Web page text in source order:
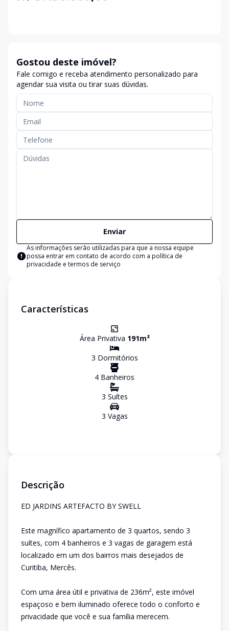
Gostou deste imóvel?
Fale comigo e receba atendimento personalizado para
agendar sua visita ou tirar suas dúvidas.
Enviar
As informações serão utilizadas para que a nossa equipe
possa entrar em contato de acordo com a política de
privacidade e termos de serviço
Características
Área Privativa 191m²
3 Dormitórios
4 Banheiros
3 Suítes
3 Vagas
Descrição
ED JARDINS ARTEFACTO BY SWELL
Este magnífico apartamento de 3 quartos, sendo 3
suítes, com 4 banheiros e 3 vagas de garagem está
localizado em um dos bairros mais desejados de
Curitiba, Mercês.
Com uma área útil e privativa de 236m², este imóvel
espaçoso e bem iluminado oferece todo o conforto e
privacidade que você e sua família merecem.